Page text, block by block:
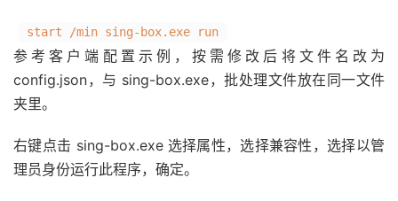
start /min sing-box.exe run
参考客户端配置示例，按需修改后将文件名改为
config.json，与 sing-box.exe，批处理文件放在同一文件
夹里。
右键点击 sing-box.exe 选择属性，选择兼容性，选择以管
理员身份运行此程序，确定。